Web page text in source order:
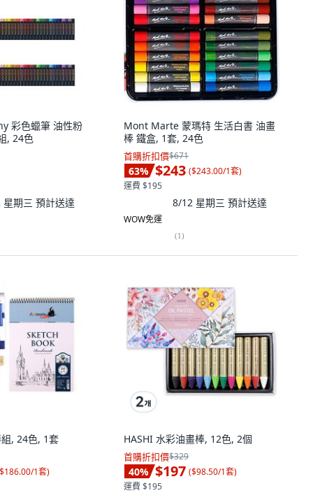
彩色蠟筆 油性粉
, 24色
期三 預計送達
Mont Marte 蒙瑪特 生活白書 油畫
棒 鐵盒, 1套, 24色
首購折扣價$671
63% $243 ($243.00/1套)
運費 $195
8/12 星期三 預計送達
WOW免運
(1)
, 24色, 1套
$186.00/1套)
HASHI 水彩油畫棒, 12色, 2個
首購折扣價$329
40% $197 ($98.50/1套)
運費 $195